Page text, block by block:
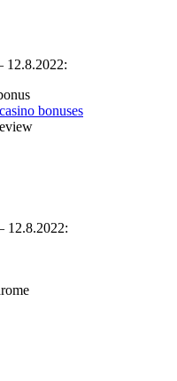
12.8.2022:
bonuses
12.8.2022: